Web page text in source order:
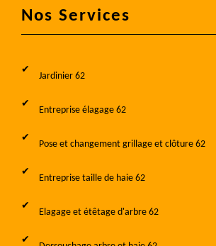
Nos Services
Jardinier 62
Entreprise élagage 62
Pose et changement grillage et clôture 62
Entreprise taille de haie 62
Elagage et étêtage d'arbre 62